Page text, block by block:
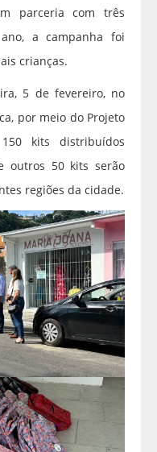
parceria com três
a campanha foi
crianças.
5 de fevereiro, no
por meio do Projeto
kits distribuídos
outros 50 kits serão
regiões da cidade.